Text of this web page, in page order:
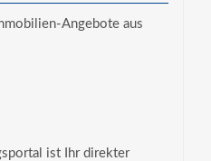
Angebote aus
ist Ihr direkter